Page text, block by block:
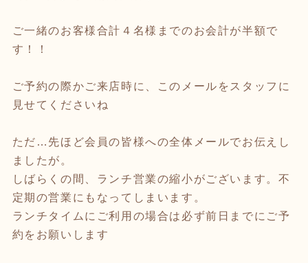
ご一緒のお客様合計４名様までのお会計が半額で
す！！
ご予約の際かご来店時に、このメールをスタッフに
見せてくださいね
ただ…先ほど会員の皆様への全体メールでお伝えし
ましたが。
しばらくの間、ランチ営業の縮小がございます。不
定期の営業にもなってしまいます。
ランチタイムにご利用の場合は必ず前日までにご予
約をお願いします